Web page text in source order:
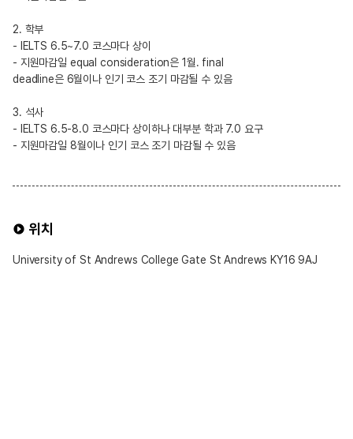
2. 학부
- IELTS 6.5~7.0 코스마다 상이
- 지원마감일 equal consideration은 1월. final
deadline은 6월이나 인기 코스 조기 마감될 수 있음
3. 석사
- IELTS 6.5-8.0 코스마다 상이하나 대부분 학과 7.0 요구
- 지원마감일 8월이나 인기 코스 조기 마감될 수 있음
위치
University of St Andrews College Gate St Andrews KY16 9AJ